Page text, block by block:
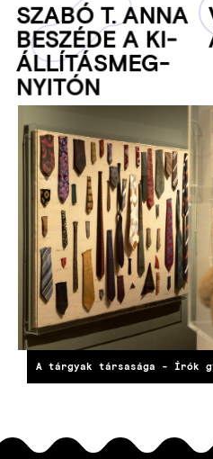
SZA­BÓ T. AN­NA
BE­SZÉ­DE A KI­
ÁL­LÍ­TÁS­MEG­
NYI­TÓN
A tárgyak társasága - Írók